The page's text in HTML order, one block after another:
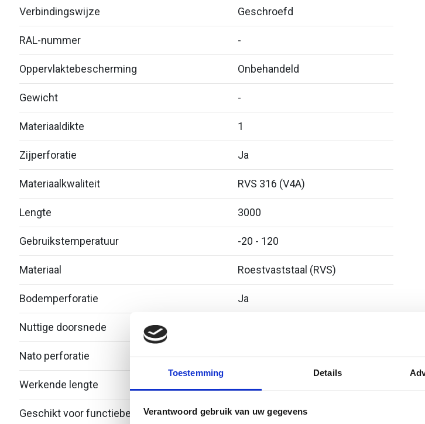
Toestemming Details
Verantwoord gebruik van uw gegevens
Verbindingswijze Geschroefd
RAL-nummer -
Oppervlaktebescherming Onbehandeld
Gewicht -
Materiaaldikte 1
Zijperforatie Ja
Materiaalkwaliteit RVS 316 (V4A)
Lengte 3000
Gebruikstemperatuur -20 - 120
Materiaal Roestvaststaal (RVS)
Bodemperforatie Ja
Nuttige doorsnede
Nato perforatie Nee
Werkende lengte
Geschikt voor functiebehoud Nee